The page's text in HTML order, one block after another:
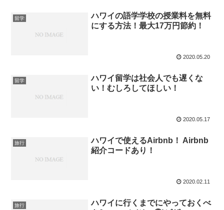
留学
ハワイの語学学校の授業料を無料
にする方法！最大17万円節約！
2020.05.20
留学
ハワイ留学は社会人でも遅くな
い！むしろしてほしい！
2020.05.17
旅行
ハワイで使えるAirbnb！ Airbnb
紹介コードあり！
2020.02.11
旅行
ハワイに行くまでにやっておくべ